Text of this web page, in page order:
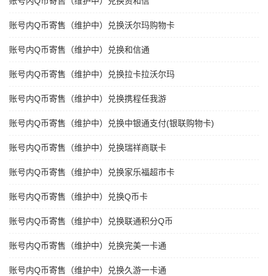
账号内Q币寄售（维护中）兑换沃尔玛购物卡
账号内Q币寄售（维护中）兑换和信通
账号内Q币寄售（维护中）兑换拉卡拉沃尔玛
账号内Q币寄售（维护中）兑换携程任我游
账号内Q币寄售（维护中）兑换中银通支付(银联购物卡)
账号内Q币寄售（维护中）兑换瑞祥商联卡
账号内Q币寄售（维护中）兑换家乐福超市卡
账号内Q币寄售（维护中）兑换Q币卡
账号内Q币寄售（维护中）兑换联通积分Q币
账号内Q币寄售（维护中）兑换完美一卡通
账号内Q币寄售（维护中）兑换久游一卡通